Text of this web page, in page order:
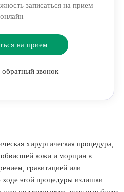
записаться на прием
онлайн.
на прием
обратный звонок
хирургическая процедура,
обвисшей кожи и морщин в
гравитацией или
этой процедуры излишки